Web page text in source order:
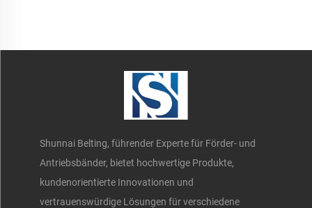
Shunnai Belting, führender Experte für Förder- und
Antriebsbänder, bietet hochwertige Produkte,
kundenorientierte Innovationen und
vertrauenswürdige Lösungen für verschiedene